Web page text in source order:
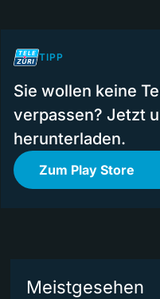
TIPP
Sie wollen keine
verpassen? Jetzt
herunterladen.
Zum Play Store
Meistgesehen